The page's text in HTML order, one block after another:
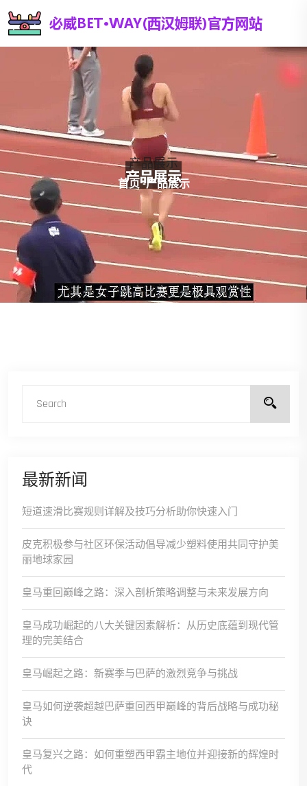
产品展示
首页-产品展示
最新新闻
短道速滑比赛规则详解及技巧分析助你快速入门
皮克积极参与社区环保活动倡导减少塑料使用共同守护美
丽地球家园
皇马重回巅峰之路：深入剖析策略调整与未来发展方向
皇马成功崛起的八大关键因素解析：从历史底蕴到现代管
理的完美结合
皇马崛起之路：新赛季与巴萨的激烈竞争与挑战
皇马如何逆袭超越巴萨重回西甲巅峰的背后战略与成功秘
诀
皇马复兴之路：如何重塑西甲霸主地位并迎接新的辉煌时
代